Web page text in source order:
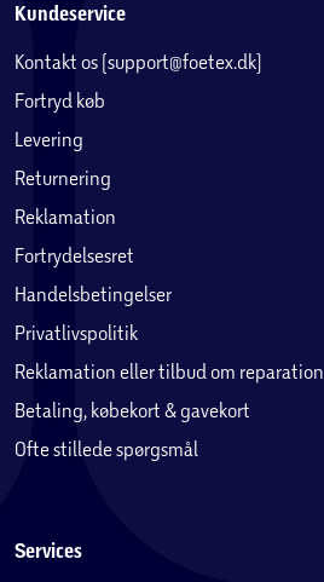
Kundeservice
Kontakt os (support@foetex.dk)
Fortryd køb
Levering
Returnering
Reklamation
Fortrydelsesret
Handelsbetingelser
Privatlivspolitik
Reklamation eller tilbud om reparation
Betaling, købekort & gavekort
Ofte stillede spørgsmål
Services